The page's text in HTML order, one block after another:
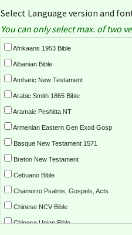
Select Language version and
You can only select max. of two
Afrikaans 1953 Bible
Albanian Bible
Amharic New Testament
Arabic Smith 1865 Bible
Aramaic Peshitta NT
Armenian Eastern Gen Exod Gosp
Basque New Testament 1571
Breton New Testament
Cebuano Bible
Chamorro Psalms, Gospels, Acts
Chinese NCV Bible
Chinese Union Bible